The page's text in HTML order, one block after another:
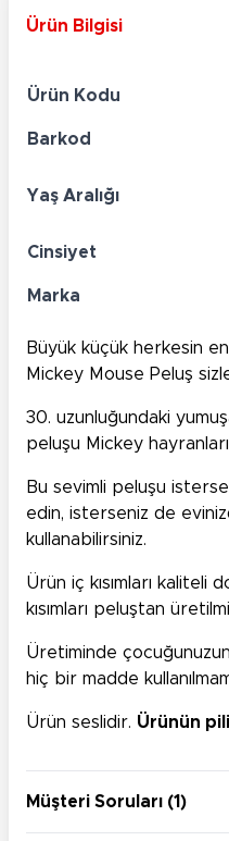
Ürün Bilgisi
Ürün Kodu
Barkod
Yaş Aralığı
Cinsiyet
Marka
Büyük küçük herkesin
Mickey Mouse Peluş
30. uzunluğundaki
peluşu Mickey
Bu sevimli peluşu
edin, isterseniz de
kullanabilirsiniz.
Ürün iç kısımları kaliteli
kısımları peluştan
Üretiminde çocuğunuzun
hiç bir madde
Ürün seslidir. Ürünün
Müşteri Soruları (1)